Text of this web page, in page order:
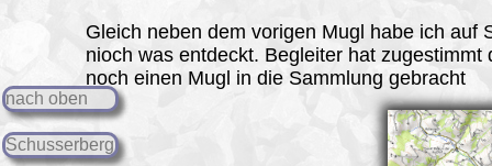
nach oben
Schusserberg
Gleich neben dem vorigen Mugl habe ich auf
nioch was entdeckt. Begleiter hat zugestimmt
noch einen Mugl in die Sammlung gebracht